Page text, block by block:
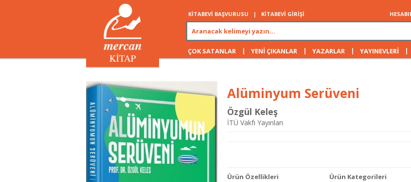
KİTABEVİ BAŞVURUSU | KİTABEVİ GİRİŞİ
ÇOK SATANLAR | YENİ ÇIKANLAR | YAZARLAR | YAYINEVLERİ |
Alüminyum Serüveni
Özgül Keleş
İTÜ Vakfı Yayınları
Ürün Özellikleri
Ürün Kategorileri